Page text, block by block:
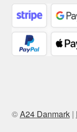
©A24 Danmark|